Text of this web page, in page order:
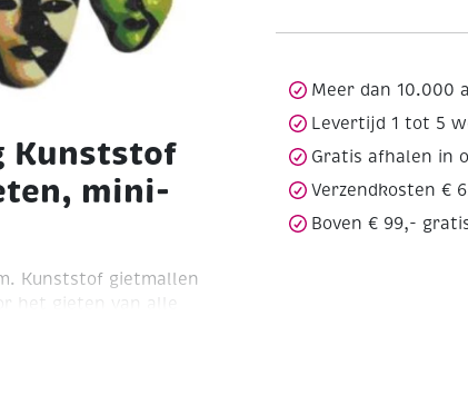
Kunststof
mini-
Kunststof gietmallen
het gieten van alle
papiermaché,
Meer dan 10.000
Levertijd 1 tot 5
Gratis afhalen in
Verzendkosten €
Boven € 99,-